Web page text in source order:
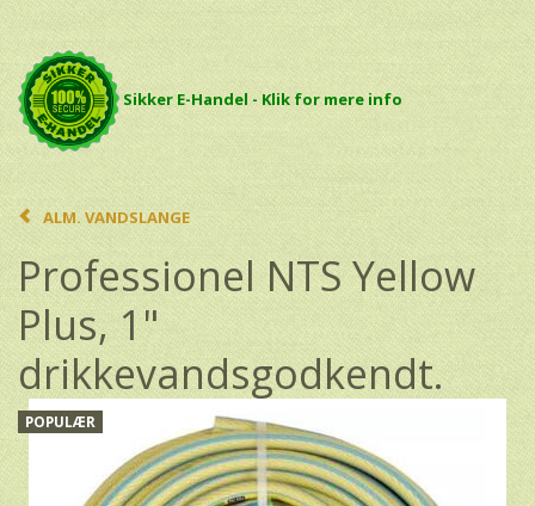
Sikker E-Handel - Klik for mere info
ALM. VANDSLANGE
Professionel NTS Yellow
Plus, 1"
drikkevandsgodkendt.
POPULÆR